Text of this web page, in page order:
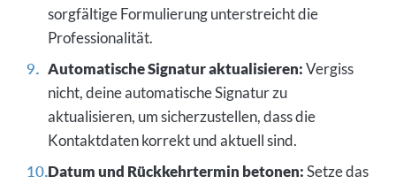
sorgfältige Formulierung unterstreicht die
Professionalität.
Automatische Signatur aktualisieren:Vergiss
nicht, deine automatische Signatur zu
aktualisieren, um sicherzustellen, dass die
Kontaktdaten korrekt und aktuell sind.
Datum und Rückkehrtermin betonen:Setze das